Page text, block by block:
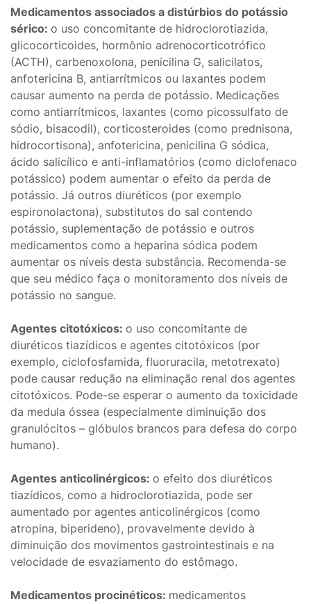
Medicamentos associados a distúrbios do potássio
sérico: o uso concomitante de hidroclorotiazida,
glicocorticoides, hormônio adrenocorticotrófico
(ACTH), carbenoxolona, penicilina G, salicilatos,
anfotericina B, antiarrítmicos ou laxantes podem
causar aumento na perda de potássio. Medicações
como antiarrítmicos, laxantes (como picossulfato de
sódio, bisacodil), corticosteroides (como prednisona,
hidrocortisona), anfotericina, penicilina G sódica,
ácido salicílico e anti-inflamatórios (como diclofenaco
potássico) podem aumentar o efeito da perda de
potássio. Já outros diuréticos (por exemplo
espironolactona), substitutos do sal contendo
potássio, suplementação de potássio e outros
medicamentos como a heparina sódica podem
aumentar os níveis desta substância. Recomenda-se
que seu médico faça o monitoramento dos níveis de
potássio no sangue.
Agentes citotóxicos: o uso concomitante de
diuréticos tiazídicos e agentes citotóxicos (por
exemplo, ciclofosfamida, fluoruracila, metotrexato)
pode causar redução na eliminação renal dos agentes
citotóxicos. Pode-se esperar o aumento da toxicidade
da medula óssea (especialmente diminuição dos
granulócitos – glóbulos brancos para defesa do corpo
humano).
Agentes anticolinérgicos: o efeito dos diuréticos
tiazídicos, como a hidroclorotiazida, pode ser
aumentado por agentes anticolinérgicos (como
atropina, biperideno), provavelmente devido à
diminuição dos movimentos gastrointestinais e na
velocidade de esvaziamento do estômago.
Medicamentos procinéticos: medicamentos